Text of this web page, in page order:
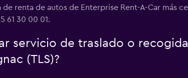
renta de autos de Enterprise Rent-A-Car más
61 30 00 01.
servicio de traslado o
(TLS)?